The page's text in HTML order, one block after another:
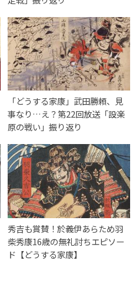
「どうする家康」武田勝頼、見
事なり…え？第22回放送「設楽
原の戦い」振り返り
秀吉も賞賛！於義伊あらため羽
柴秀康16歳の無礼討ちエピソー
ド【どうする家康】